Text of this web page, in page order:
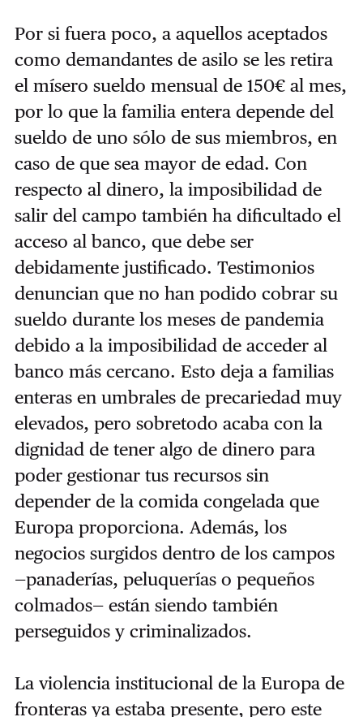
Por si fuera poco, a aquellos aceptados
como demandantes de asilo se les retira
el mísero sueldo mensual de 150€ al mes,
por lo que la familia entera depende del
sueldo de uno sólo de sus miembros, en
caso de que sea mayor de edad. Con
respecto al dinero, la imposibilidad de
salir del campo también ha dificultado el
acceso al banco, que debe ser
debidamente justificado. Testimonios
denuncian que no han podido cobrar su
sueldo durante los meses de pandemia
debido a la imposibilidad de acceder al
banco más cercano. Esto deja a familias
enteras en umbrales de precariedad muy
elevados, pero sobretodo acaba con la
dignidad de tener algo de dinero para
poder gestionar tus recursos sin
depender de la comida congelada que
Europa proporciona. Además, los
negocios surgidos dentro de los campos
—panaderías, peluquerías o pequeños
colmados— están siendo también
perseguidos y criminalizados.
La violencia institucional de la Europa de
fronteras ya estaba presente, pero este